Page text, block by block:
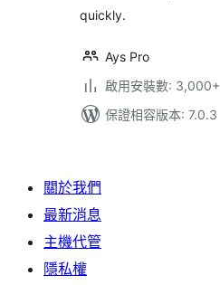
quickly.
Ays Pro
啟用安裝數: 3,000+
保證相容版本: 7.0.3
關於我們
最新消息
主機代管
隱私權